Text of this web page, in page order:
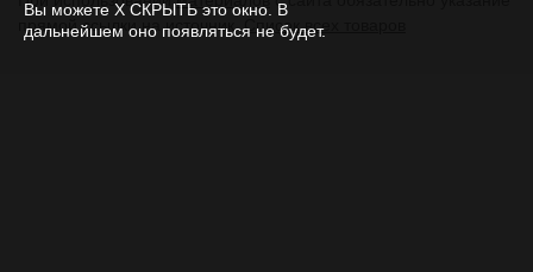
прямой ссылки на источник.Список всех товаров
Вы можете Х СКРЫТЬ это окно. В
дальнейшем оно появляться не будет.